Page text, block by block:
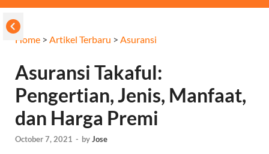
Home > Artikel Terbaru > Asuransi
Asuransi Takaful:
Pengertian, Jenis, Manfaat,
dan Harga Premi
October 7, 2021 - byJose